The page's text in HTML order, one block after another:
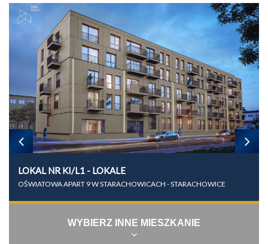
LOKAL NR KI/L1 - LOKALE
OŚWIATOWA APART 9 W STARACHOWICACH - STARACHOWICE
WYBIERZ INNE MIESZKANIE